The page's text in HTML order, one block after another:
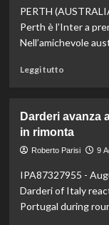
Open”
di
atletica,
Jacobs
difendere
gli
ori
Roma
PERTH
Perth è l’Inter a
Nell’amichevole
Leggi tuttoLeggi
All’Inter
il
primo
d’Italia
stagionale,
Juventus
Darderi avanza
in rimonta
Roberto Parisi 9
IPA87327955 -
Darderi of Italy
Portugal during